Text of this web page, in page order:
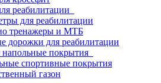
реабилитации
для реабилитации
тренажеры и МТБ
дорожки для реабилитации
покрытия
спортивные покрытия
газон